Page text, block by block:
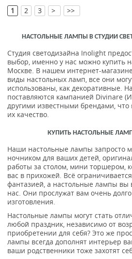
1 2 3 > >>
НАСТОЛЬНЫЕ ЛАМПЫ В СТУДИИ
Студия светодизайна Inolight
выбор, именно у нас можно купить
Москве. В нашем интернет-
виды настольных ламп, все они
использованы, как декоративные.
поставляются кампанией Divinare
другими известными брендами, что
их качество.
КУПИТЬ НАСТОЛЬНЫЕ
Наши настольные лампы запросто
ночником для ваших детей,
работы за столом, мини торшером,
вас в прихожей. Всё
фантазией, а настольные лампы вы
нас. Они прослужат вам очень
изготовления.
Настольные лампы могут стать
любой праздник, независимо от
приобретении для себя? Это же
лампы всегда дополнят интерьер
ваши родственники тоже захотят